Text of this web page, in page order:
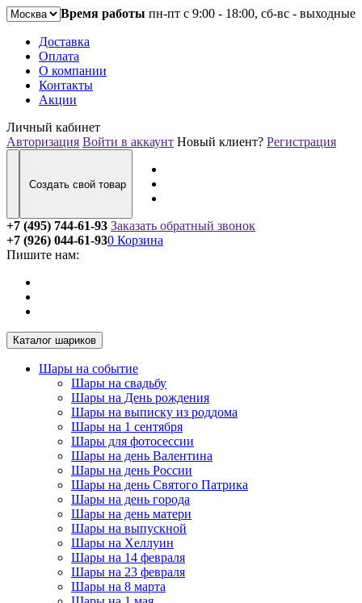
Время работы пн-пт с 9:00 - 18:00, сб-вс - выходные
Доставка
Оплата
О компании
Контакты
Акции
Личный кабинет
Авторизация Войти в аккаунт Новый клиент? Регистрация
Создать свой товар
+7 (495) 744-61-93 Заказать обратный звонок
+7 (926) 044-61-93
Пишите нам:
0 Корзина
Каталог шариков
Шары на событие
Шары на свадьбу
Шары на День рождения
Шары на выписку из роддома
Шары на 1 сентября
Шары для фотосессии
Шары на день Валентина
Шары на день России
Шары на день Святого Патрика
Шары на день города
Шары на день матери
Шары на выпускной
Шары на Хеллуин
Шары на 14 февраля
Шары на 23 февраля
Шары на 8 марта